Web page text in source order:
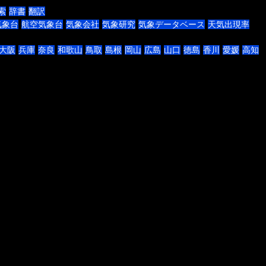
辞書 翻訳
象台 航空気象台 気象会社 気象研究 気象データベース 天気出現率
大阪 兵庫 奈良 和歌山 鳥取 島根 岡山 広島 山口 徳島 香川 愛媛 高知